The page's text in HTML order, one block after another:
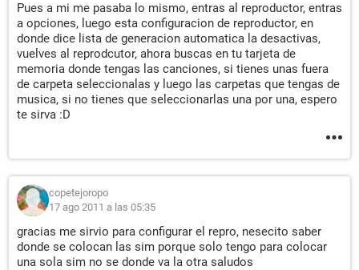
Pues a mi me pasaba lo mismo, entras al reproductor, entras
a opciones, luego esta configuracion de reproductor, en
donde dice lista de generacion automatica la desactivas,
vuelves al reprodcutor, ahora buscas en tu tarjeta de
memoria donde tengas las canciones, si tienes unas fuera
de carpeta seleccionalas y luego las carpetas que tengas de
musica, si no tienes que seleccionarlas una por una, espero
te sirva :D
copetejoropo
17 ago 2011 a las 05:35
gracias me sirvio para configurar el repro, nesecito saber
donde se colocan las sim porque solo tengo para colocar
una sola sim no se donde va la otra saludos